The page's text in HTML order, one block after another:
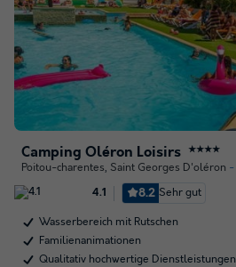
Camping Oléron Loisirs ★★★★
Poitou-charentes, Saint Georges D'oléron
4.1 8.2 Sehr gut
Wasserbereich mit Rutschen
Familienanimationen
Qualitativ hochwertige Dienstleistungen